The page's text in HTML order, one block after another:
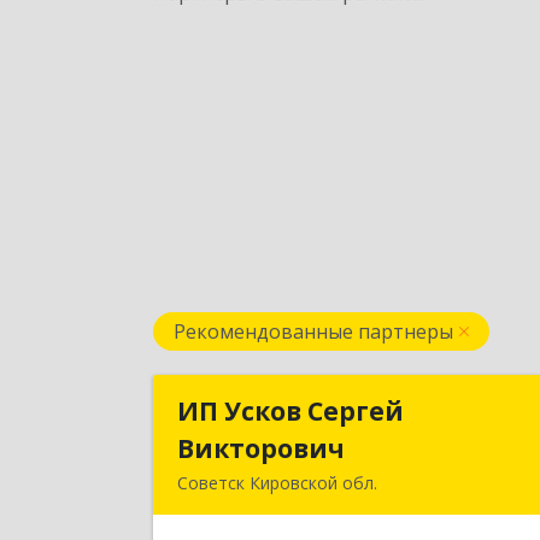
Рекомендованные партнеры
ИП Усков Сергей
Викторович
Советск Кировской обл.
ИП Усков Сергей